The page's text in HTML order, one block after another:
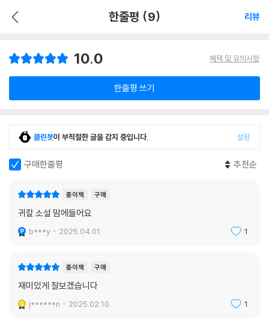
한줄평 (9) 리뷰
10.0 혜택 및 유의사항
한줄평 쓰기
클린봇이 부적절한 글을 감지 중입니다. 설정
구매한줄평 추천순
종이책 구매
귀칼 소설 맘에들어요
b***y 2025.04.01. 1
종이책 구매
재미있게 잘보겠습니다
j******n 2025.02.10. 1